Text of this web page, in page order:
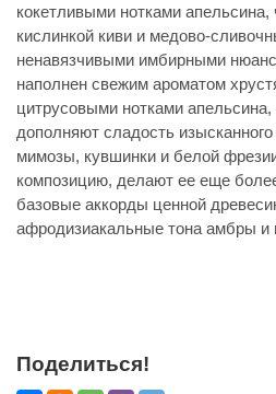
кокетливыми нотками апельсина,
кислинкой киви и медово-
ненавязчивыми имбирными
наполнен свежим ароматом
цитрусовыми нотками
дополняют сладость изысканного
мимозы, кувшинки и белой
композицию, делают ее еще
базовые аккорды ценной
афродизиакальные тона амбры и
Поделиться!